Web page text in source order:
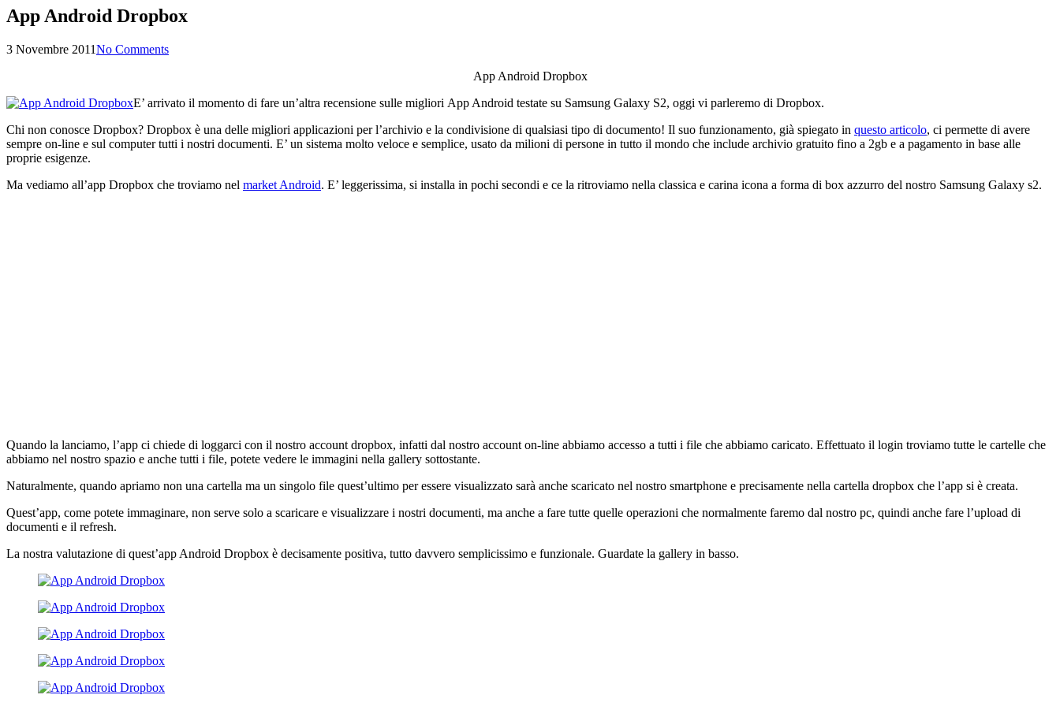
App Android Dropbox
3 Novembre 2011No Comments
App Android Dropbox
E’ arrivato il momento di fare un’altra recensione sulle migliori App Android testate su Samsung Galaxy S2, oggi vi parleremo di Dropbox.
Chi non conosce Dropbox? Dropbox è una delle migliori applicazioni per l’archivio e la condivisione di qualsiasi tipo di documento! Il suo funzionamento, già spiegato in questo articolo, ci permette di avere
sempre on-line e sul computer tutti i nostri documenti. E’ un sistema molto veloce e semplice, usato da milioni di persone in tutto il mondo che include archivio gratuito fino a 2gb e a pagamento in base alle
proprie esigenze.
Ma vediamo all’app Dropbox che troviamo nel market Android. E’ leggerissima, si installa in pochi secondi e ce la ritroviamo nella classica e carina icona a forma di box azzurro del nostro Samsung Galaxy s2.
Quando la lanciamo, l’app ci chiede di loggarci con il nostro account dropbox, infatti dal nostro account on-line abbiamo accesso a tutti i file che abbiamo caricato. Effettuato il login troviamo tutte le cartelle che
abbiamo nel nostro spazio e anche tutti i file, potete vedere le immagini nella gallery sottostante.
Naturalmente, quando apriamo non una cartella ma un singolo file quest’ultimo per essere visualizzato sarà anche scaricato nel nostro smartphone e precisamente nella cartella dropbox che l’app si è creata.
Quest’app, come potete immaginare, non serve solo a scaricare e visualizzare i nostri documenti, ma anche a fare tutte quelle operazioni che normalmente faremo dal nostro pc, quindi anche fare l’upload di
documenti e il refresh.
La nostra valutazione di quest’app Android Dropbox è decisamente positiva, tutto davvero semplicissimo e funzionale. Guardate la gallery in basso.